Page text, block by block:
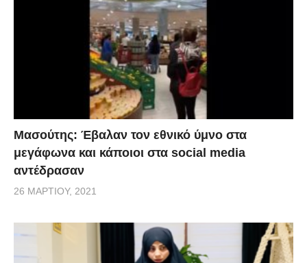
Μασούτης: Έβαλαν τον εθνικό ύμνο στα
μεγάφωνα και κάποιοι στα social media
αντέδρασαν
26 ΜΑΡΤΊΟΥ, 2021